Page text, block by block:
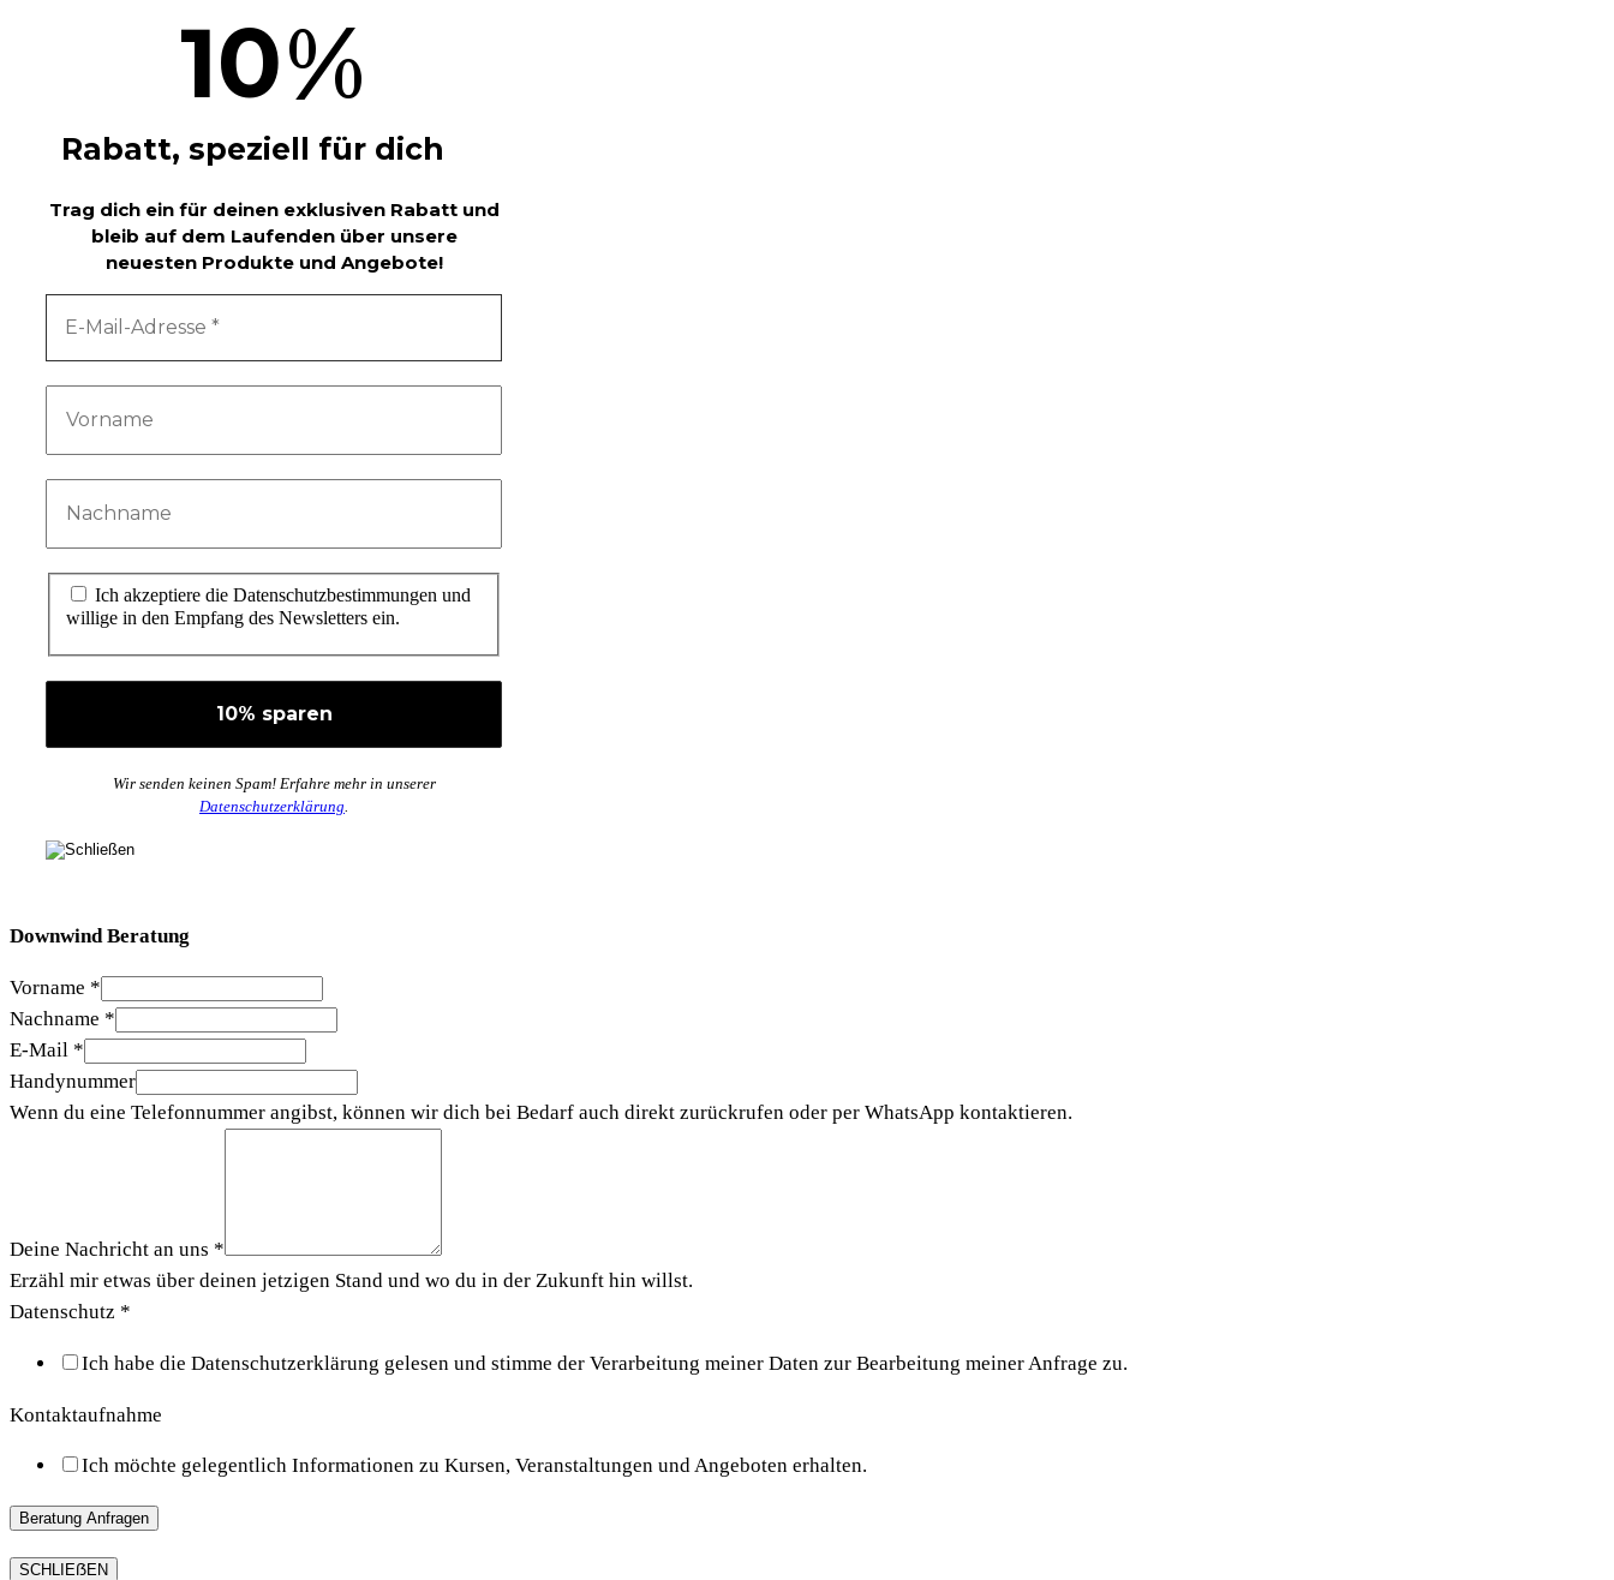
10%
Rabatt, speziell für dich
Trag dich ein für deinen exklusiven Rabatt und
bleib auf dem Laufenden über unsere
neuesten Produkte und Angebote!
Ich akzeptiere die Datenschutzbestimmungen und
willige in den Empfang des Newsletters ein.
Wir senden keinen Spam! Erfahre mehr in unserer
Datenschutzerklärung.
Downwind Beratung
Vorname *
Nachname *
E-Mail *
Handynummer
Wenn du eine Telefonnummer angibst, können wir dich bei Bedarf auch direkt zurückrufen oder per WhatsApp kontaktieren.
Deine Nachricht an uns *
Erzähl mir etwas über deinen jetzigen Stand und wo du in der Zukunft hin willst.
Datenschutz *
Ich habe die Datenschutzerklärung gelesen und stimme der Verarbeitung meiner Daten zur Bearbeitung meiner Anfrage zu.
Kontaktaufnahme
Ich möchte gelegentlich Informationen zu Kursen, Veranstaltungen und Angeboten erhalten.
Beratung Anfragen
SCHLIEẞEN